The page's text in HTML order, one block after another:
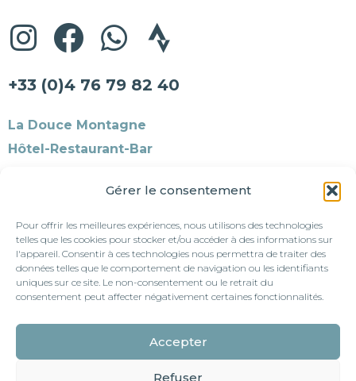
Gérer le consentement
Pour offrir les meilleures expériences, nous utilisons des technologies
telles que les cookies pour stocker et/ou accéder à des informations sur
l'appareil. Consentir à ces technologies nous permettra de traiter des
données telles que le comportement de navigation ou les identifiants
uniques sur ce site. Le non-consentement ou le retrait du
consentement peut affecter négativement certaines fonctionnalités.
Accepter
Refuser
+33 (0)4 76 79 82 40
La Douce Montagne
Hôtel-Restaurant-Bar
450, route des Fonderies Royales
info@ladoucemontagne.com
Consulteznos dernières nouvelles